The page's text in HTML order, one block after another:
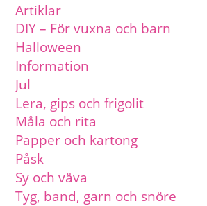
Artiklar
DIY – För vuxna och barn
Halloween
Information
Jul
Lera, gips och frigolit
Måla och rita
Papper och kartong
Påsk
Sy och väva
Tyg, band, garn och snöre